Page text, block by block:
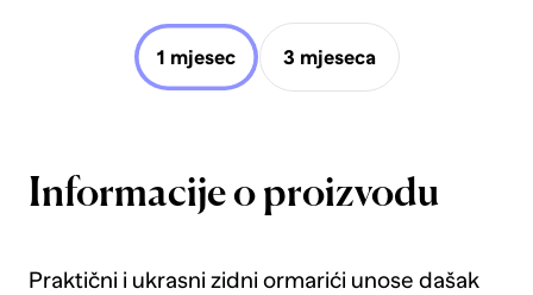
1 mjesec 3 mjeseca
Informacije o proizvodu
Praktični i ukrasni zidni ormarići unose dašak